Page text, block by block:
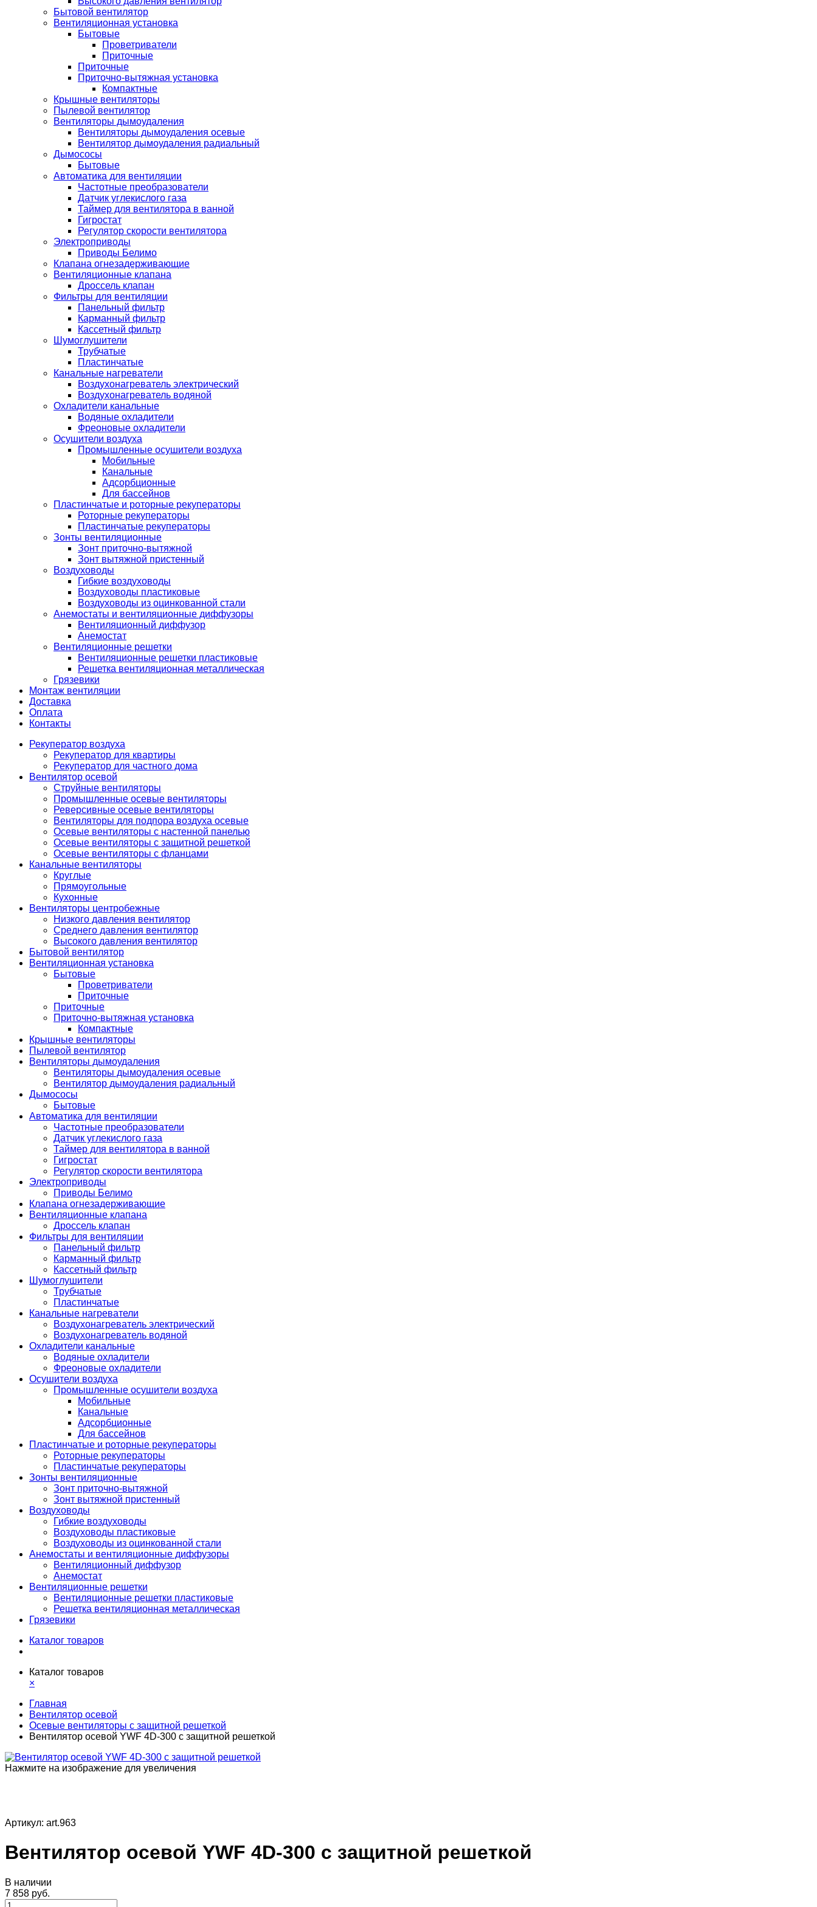
Бытовой вентилятор
Вентиляционная установка
Бытовые
Проветриватели
Приточные
Приточные
Приточно-вытяжная установка
Компактные
Крышные вентиляторы
Пылевой вентилятор
Вентиляторы дымоудаления
Вентиляторы дымоудаления осевые
Вентилятор дымоудаления радиальный
Дымососы
Бытовые
Автоматика для вентиляции
Частотные преобразователи
Датчик углекислого газа
Таймер для вентилятора в ванной
Гигростат
Регулятор скорости вентилятора
Электроприводы
Приводы Белимо
Клапана огнезадерживающие
Вентиляционные клапана
Дроссель клапан
Фильтры для вентиляции
Панельный фильтр
Карманный фильтр
Кассетный фильтр
Шумоглушители
Трубчатые
Пластинчатые
Канальные нагреватели
Воздухонагреватель электрический
Воздухонагреватель водяной
Охладители канальные
Водяные охладители
Фреоновые охладители
Осушители воздуха
Промышленные осушители воздуха
Мобильные
Канальные
Адсорбционные
Для бассейнов
Пластинчатые и роторные рекуператоры
Роторные рекуператоры
Пластинчатые рекуператоры
Зонты вентиляционные
Зонт приточно-вытяжной
Зонт вытяжной пристенный
Воздуховоды
Гибкие воздуховоды
Воздуховоды пластиковые
Воздуховоды из оцинкованной стали
Анемостаты и вентиляционные диффузоры
Вентиляционный диффузор
Анемостат
Вентиляционные решетки
Вентиляционные решетки пластиковые
Решетка вентиляционная металлическая
Грязевики
Монтаж вентиляции
Доставка
Оплата
Контакты
Рекуператор воздуха
Рекуператор для квартиры
Рекуператор для частного дома
Вентилятор осевой
Струйные вентиляторы
Промышленные осевые вентиляторы
Реверсивные осевые вентиляторы
Вентиляторы для подпора воздуха осевые
Осевые вентиляторы с настенной панелью
Осевые вентиляторы с защитной решеткой
Осевые вентиляторы с фланцами
Канальные вентиляторы
Круглые
Прямоугольные
Кухонные
Вентиляторы центробежные
Низкого давления вентилятор
Среднего давления вентилятор
Высокого давления вентилятор
Бытовой вентилятор
Вентиляционная установка
Бытовые
Проветриватели
Приточные
Приточные
Приточно-вытяжная установка
Компактные
Крышные вентиляторы
Пылевой вентилятор
Вентиляторы дымоудаления
Вентиляторы дымоудаления осевые
Вентилятор дымоудаления радиальный
Дымососы
Бытовые
Автоматика для вентиляции
Частотные преобразователи
Датчик углекислого газа
Таймер для вентилятора в ванной
Гигростат
Регулятор скорости вентилятора
Электроприводы
Приводы Белимо
Клапана огнезадерживающие
Вентиляционные клапана
Дроссель клапан
Фильтры для вентиляции
Панельный фильтр
Карманный фильтр
Кассетный фильтр
Шумоглушители
Трубчатые
Пластинчатые
Канальные нагреватели
Воздухонагреватель электрический
Воздухонагреватель водяной
Охладители канальные
Водяные охладители
Фреоновые охладители
Осушители воздуха
Промышленные осушители воздуха
Мобильные
Канальные
Адсорбционные
Для бассейнов
Пластинчатые и роторные рекуператоры
Роторные рекуператоры
Пластинчатые рекуператоры
Зонты вентиляционные
Зонт приточно-вытяжной
Зонт вытяжной пристенный
Воздуховоды
Гибкие воздуховоды
Воздуховоды пластиковые
Воздуховоды из оцинкованной стали
Анемостаты и вентиляционные диффузоры
Вентиляционный диффузор
Анемостат
Вентиляционные решетки
Вентиляционные решетки пластиковые
Решетка вентиляционная металлическая
Грязевики
Каталог товаров
Каталог товаров
×
Главная
Вентилятор осевой
Осевые вентиляторы с защитной решеткой
Вентилятор осевой YWF 4D-300 с защитной решеткой
Нажмите на изображение для увеличения
Артикул: art.963
Вентилятор осевой YWF 4D-300 с защитной решеткой
В наличии
7 858 руб.